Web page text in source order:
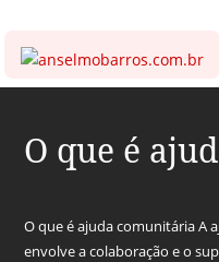
O que é
O que é ajuda comunitária A
envolve a colaboração e o